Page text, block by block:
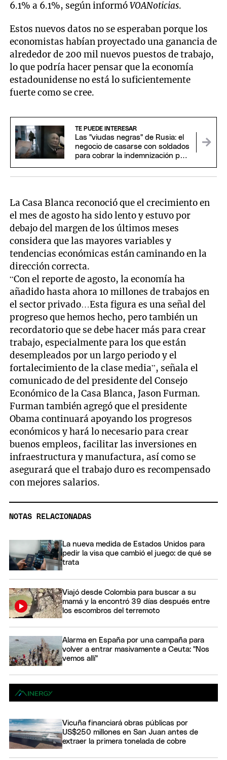
6.1% a 6.1%, según informóVOANoticias.
Estos nuevos datos no se esperaban porque los
economistas habían proyectado una ganancia de
alrededor de 200 mil nuevos puestos de trabajo,
lo que podría hacer pensar que la economía
estadounidense no está lo suficientemente
fuerte como se cree.
TE PUEDE INTERESAR
Las "viudas negras" de Rusia: el
negocio de casarse con soldados
para cobrar la indemnización por
La Casa Blanca reconoció que el crecimiento en
el mes de agosto ha sido lento y estuvo por
debajo del margen de los últimos meses
considera que las mayores variables y
tendencias económicas están caminando en la
dirección correcta.
“Con el reporte de agosto, la economía ha
añadido hasta ahora 10 millones de trabajos en
el sector privado…Esta figura es una señal del
progreso que hemos hecho, pero también un
recordatorio que se debe hacer más para crear
trabajo, especialmente para los que están
desempleados por un largo periodo y el
fortalecimiento de la clase media”, señala el
comunicado de del presidente del Consejo
Económico de la Casa Blanca, Jason Furman.
Furman también agregó que el presidente
Obama continuará apoyando los progresos
económicos y hará lo necesario para crear
buenos empleos, facilitar las inversiones en
infraestructura y manufactura, así como se
asegurará que el trabajo duro es recompensado
con mejores salarios.
NOTAS RELACIONADAS
La nueva medida de Estados Unidos para
pedir la visa que cambió el juego: de qué se
trata
Viajó desde Colombia para buscar a su
mamá y la encontró 39 días después entre
los escombros del terremoto
Alarma en España por una campaña para
volver a entrar masivamente a Ceuta: "Nos
vemos allí"
Vicuña financiará obras públicas por
US$250 millones en San Juan antes de
extraer la primera tonelada de cobre